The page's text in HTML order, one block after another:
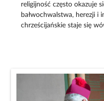
religijność często okazuje
bałwochwalstwa, herezji i
chrześcijańskie staje się